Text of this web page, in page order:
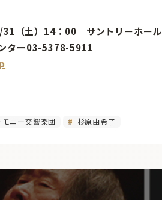
（土）14：00 サントリーホール
ンター03-5378-5911
ニー交響楽団 杉原由希子